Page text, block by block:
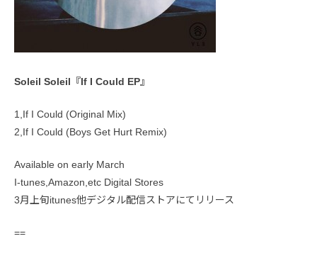
Soleil Soleil『If I Could EP』
1,If I Could (Original Mix)
2,If I Could (Boys Get Hurt Remix)
Available on early March
I-tunes,Amazon,etc Digital Stores
3月上旬itunes他デジタル配信ストアにてリリース
==